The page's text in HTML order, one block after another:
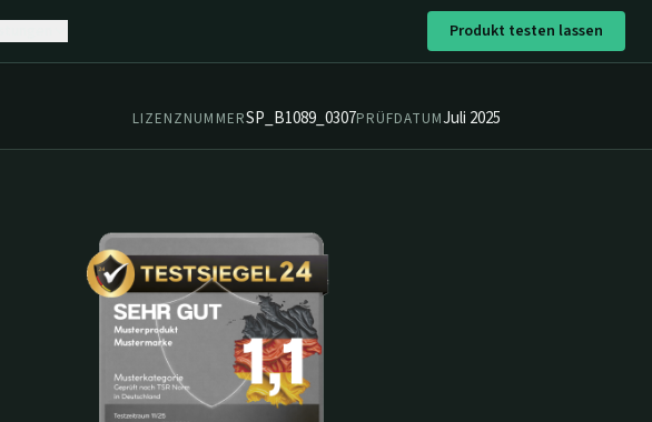
Produkt testen lassen
LIZENZNUMMERSP_B1089_0307PRÜFDATUMJuli 2025